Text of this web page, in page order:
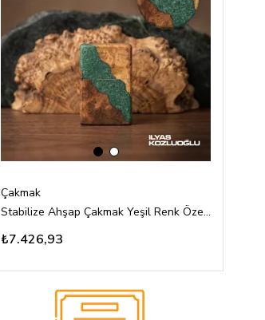
Çakmak
Stabilize Ahşap Çakmak Yeşil Renk Özel Tasarım
₺7.426,93